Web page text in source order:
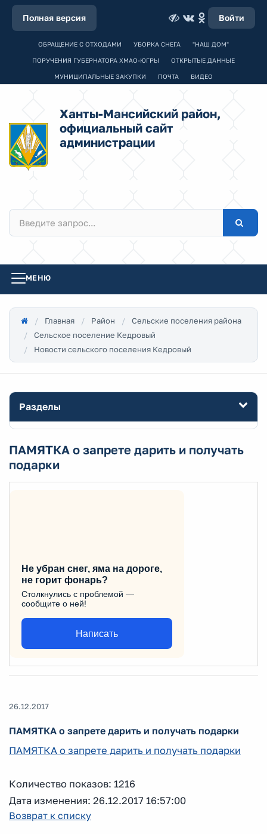
Полная версия Войти
ОБРАЩЕНИЕ С ОТХОДАМИ УБОРКА СНЕГА "НАШ ДОМ"
ПОРУЧЕНИЯ ГУБЕРНАТОРА ХМАО-ЮГРЫ ОТКРЫТЫЕ ДАННЫЕ
МУНИЦИПАЛЬНЫЕ ЗАКУПКИ ПОЧТА ВИДЕО
Ханты-Мансийский район,
официальный сайт
администрации
МЕНЮ
Главная Район
Сельские поселения района
Сельское поселение Кедровый
Новости сельского поселения Кедровый
Разделы
ПАМЯТКА о запрете дарить и получать
подарки
Не убран снег, яма на дороге,
не горит фонарь?
Столкнулись с проблемой —
сообщите о ней!
Написать
26.12.2017
ПАМЯТКА о запрете дарить и получать подарки
ПАМЯТКА о запрете дарить и получать подарки
Количество показов: 1216
Дата изменения: 26.12.2017 16:57:00
Возврат к списку